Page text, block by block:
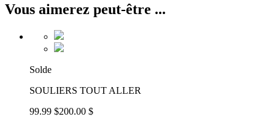
Vous aimerez peut-être ...
Solde
SOULIERS TOUT ALLER
99.99 $200.00 $